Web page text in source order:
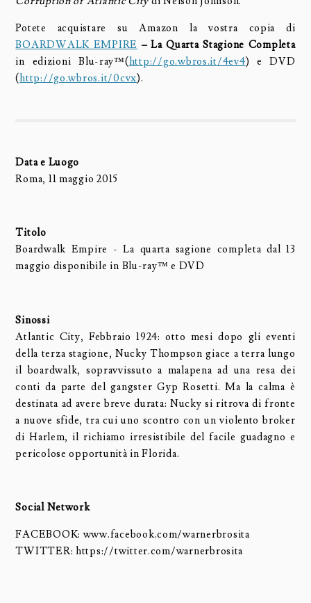
Potete acquistare su Amazon la vostra copia di
BOARDWALK EMPIRE – La Quarta Stagione Completa
in edizioni Blu-ray™(http://go.wbros.it/4ev4) e DVD
(http://go.wbros.it/0cvx).
Data e Luogo
Roma, 11 maggio 2015
Titolo
Boardwalk Empire - La quarta sagione completa dal 13
maggio disponibile in Blu-ray™ e DVD
Sinossi
Atlantic City, Febbraio 1924: otto mesi dopo gli eventi
della terza stagione, Nucky Thompson giace a terra lungo
il boardwalk, sopravvissuto a malapena ad una resa dei
conti da parte del gangster Gyp Rosetti. Ma la calma è
destinata ad avere breve durata: Nucky si ritrova di fronte
a nuove sfide, tra cui uno scontro con un violento broker
di Harlem, il richiamo irresistibile del facile guadagno e
pericolose opportunità in Florida.
Social Network
FACEBOOK: www.facebook.com/warnerbrosita
TWITTER: https://twitter.com/warnerbrosita